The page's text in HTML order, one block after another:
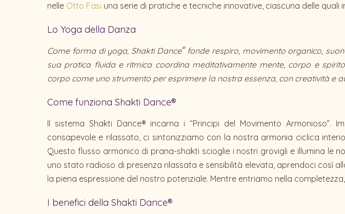
nelle Otto Fasi una serie di pratiche e tecniche innovative, ciascuna delle
Lo Yoga della Danza
Come forma di yoga, Shakti Dance®fonde respiro, movimento organico,
sua pratica fluida e ritmica coordina meditativamente mente, corpo e
corpo come uno strumento per esprimere la nostra essenza, con creatività e
Come funziona Shakti Dance®
Il sistema Shakti Dance® incarna i “Principi del Movimento
consapevole e rilassato, ci sintonizziamo con la nostra armonia ciclica
Questo flusso armonico di prana-shakti scioglie i nostri grovigli e illumina le
uno stato radioso di presenza rilassata e sensibilità elevata, aprendoci così
la piena espressione del nostro potenziale. Mentre entriamo nella
I benefici della Shakti Dance®